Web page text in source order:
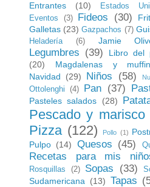
Entrantes
(10) Estados
Eventos
(3) Fideos (30)
Galletas (23) Gazpachos (7)
Heladería (6) Jamie
Legumbres (39)
Libro del
(20)
Magdalenas y
Navidad
(29) Niños (58)
Ottolenghi (4) Pan (37)
Pasteles salados (28)
Pescado y marisco
Pizza (122) Pollo (1)
Pulpo (14) Quesos (45)
Recetas para mis
Rosquillas (2) Sopas (33)
Sudamericana (13) Tapas